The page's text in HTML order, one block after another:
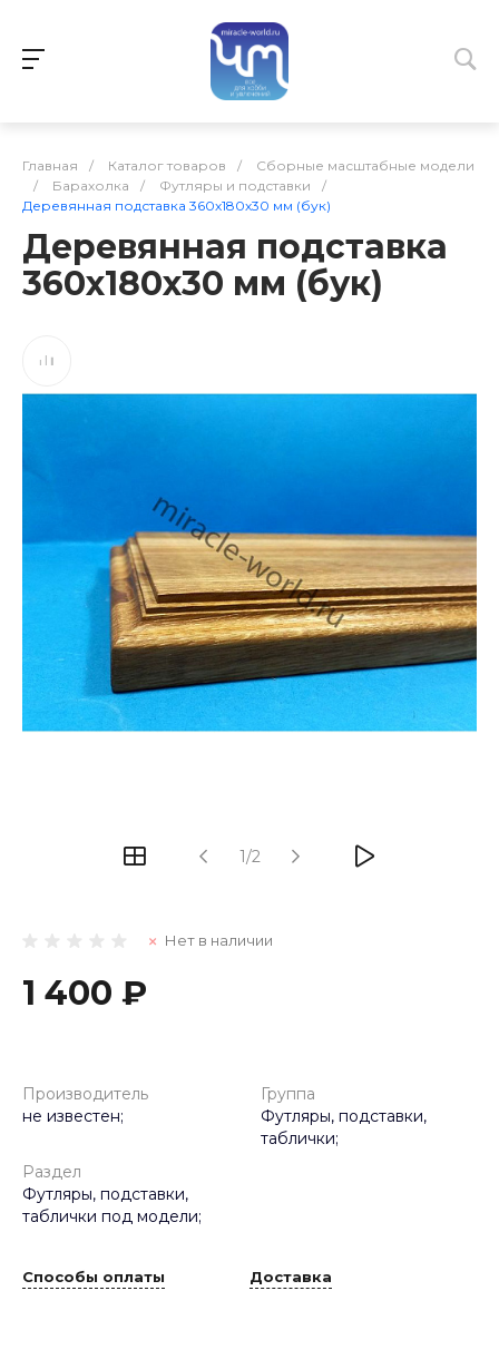
Главная / Каталог товаров /
Сборные масштабные модели
/
Барахолка / Футляры и подставки
/
Деревянная подставка 360х180х30 мм (бук)
Деревянная подставка
360х180х30 мм (бук)
1/2
Нет в наличии
1 400 ₽
Производитель
не известен;
Группа
Футляры, подставки,
таблички;
Раздел
Футляры, подставки,
таблички под модели;
Способы оплаты Доставка